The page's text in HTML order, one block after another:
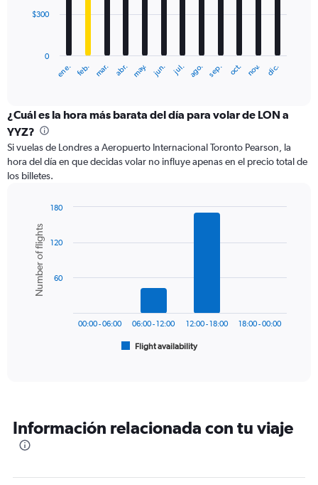
The
categories.
Range:
12
categories.
The
chart
axis
displaying
values.
Range:
ene. feb. mar. abr. may. jun. jul. ago. sep. oct. nov. dic.
0
$300
¿Cuál es la hora más barata del día para volar de LON a
YYZ?
Si vuelas de Londres a Aeropuerto Internacional Toronto Pearson, la
hora del día en que decidas volar no influye apenas en el precio total de
los billetes.
chart
with
bars.
The
categories.
The
Chart
graphic.
Number of flights
Flight availability
00:00 - 06:00 06:00 - 12:00 12:00 - 18:00 18:00 - 00:00
60
120
180
Información relacionada con tu viaje